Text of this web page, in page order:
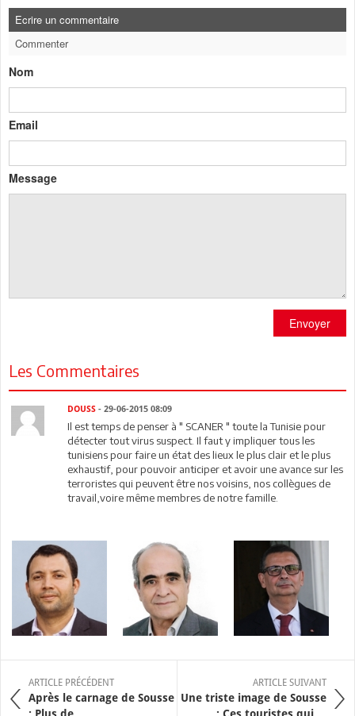
Ecrire un commentaire
Commenter
Nom
Email
Message
Envoyer
Les Commentaires
DOUSS - 29-06-2015 08:09
Il est temps de penser à " SCANER " toute la Tunisie pour
détecter tout virus suspect. Il faut y impliquer tous les
tunisiens pour faire un état des lieux le plus clair et le plus
exhaustif, pour pouvoir anticiper et avoir une avance sur les
terroristes qui peuvent être nos voisins, nos collègues de
travail,voire même membres de notre famille.
ARTICLE PRÉCÉDENT
Après le carnage de Sousse
ARTICLE SUIVANT
Une triste image de Sousse